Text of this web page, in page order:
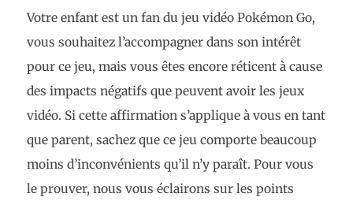
Votre enfant est un fan du jeu vidéo Pokémon Go,
vous souhaitez l’accompagner dans son intérêt
pour ce jeu, mais vous êtes encore réticent à cause
des impacts négatifs que peuvent avoir les jeux
vidéo. Si cette affirmation s’applique à vous en tant
que parent, sachez que ce jeu comporte beaucoup
moins d’inconvénients qu’il n’y paraît. Pour vous
le prouver, nous vous éclairons sur les points